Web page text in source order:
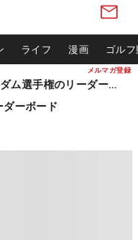
メルマガ登録
ライフ 漫画 ゴル
松山英樹ら出場 ウィンダム選手権のリーダーボード
ーボード